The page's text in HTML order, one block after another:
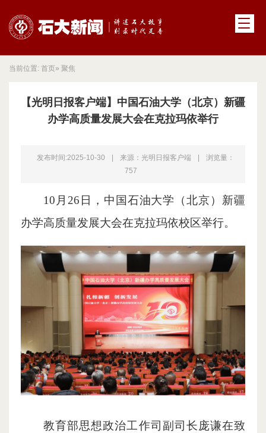
当前位置: 首页» 聚焦
【光明日报客户端】中国石油大学（北京）新疆
办学高质量发展大会在克拉玛依举行
发布时间:2025-10-30 来源：光明日报客户端
浏览量：
757
10月26日，中国石油大学（北京）新疆
办学高质量发展大会在克拉玛依校区举行。
教育部思想政治工作司副司长庞谦在致